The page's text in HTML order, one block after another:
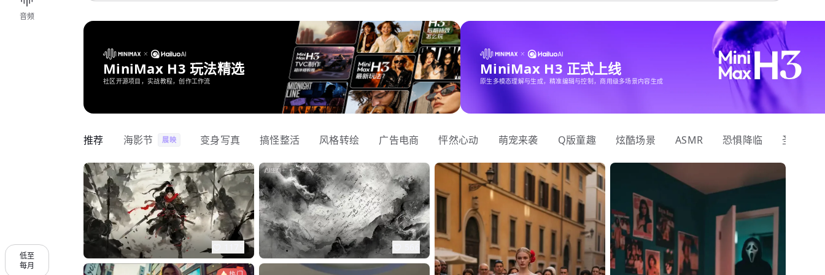
音频
低至
每月
MiniMax H3 玩法精选
社区开源项目，实战教程，创作工作流
MiniMax H3 正式上线
原生多模态理解与生成，精准编辑与控制，商用级多场景内容生成
推荐 海影节 展映 变身写真 搞怪整活 风格转绘 广告电商 怦然心动 萌宠来袭 Q版童趣 炫酷场景 ASMR 恐惧降临 圣诞狂欢